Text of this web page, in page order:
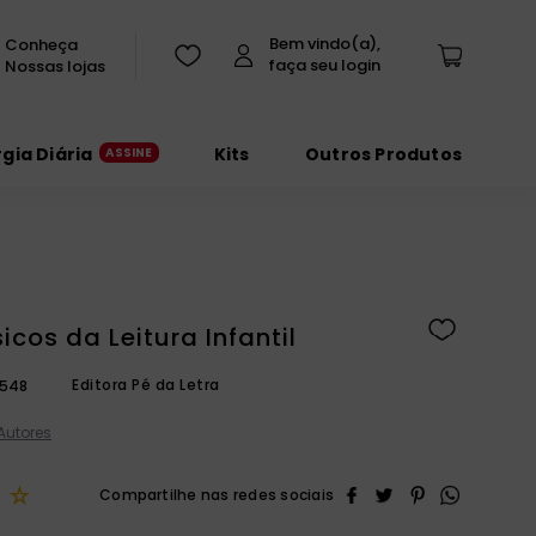
Conheça
Nossas lojas
Diária Kits Outros Produtos
da Leitura Infantil
Editora Pé da Letra
☆